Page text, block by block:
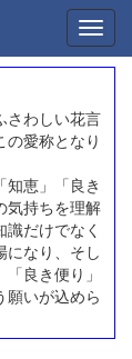
さわしい花言
愛称となり
恵」「良き
気持ちを理解
だけでなく
になり、そし
良き便り」
願いが込めら